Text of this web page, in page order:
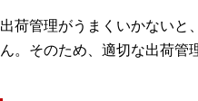
出荷管理がうまくいかないと
ん。そのため、適切な出荷管